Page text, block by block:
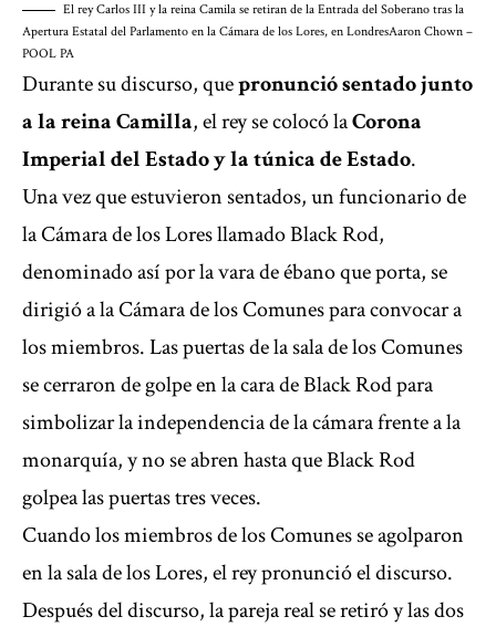
El rey Carlos III y la reina Camila se retiran de la Entrada del Soberano tras la
Apertura Estatal del Parlamento en la Cámara de los Lores, en LondresAaron Chown –
POOL PA
Durante su discurso, quepronunció sentado junto
a la reina Camilla, el rey se colocó laCorona
Imperial del Estado y la túnica de Estado.
Una vez que estuvieron sentados, un funcionario de
la Cámara de los Lores llamado Black Rod,
denominado así por la vara de ébano que porta, se
dirigió a la Cámara de los Comunes para convocar a
los miembros. Las puertas de la sala de los Comunes
se cerraron de golpe en la cara de Black Rod para
simbolizar la independencia de la cámara frente a la
monarquía, y no se abren hasta que Black Rod
golpea las puertas tres veces.
Cuando los miembros de los Comunes se agolparon
en la sala de los Lores, el rey pronunció el discurso.
Después del discurso, la pareja real se retiró y las dos